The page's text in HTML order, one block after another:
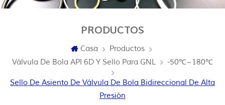
PRODUCTOS
Casa
Productos
Válvula De Bola API 6D Y Sello Para GNL
-50℃~180℃
Sello De Asiento De Válvula De Bola Bidireccional De Alta
Presión